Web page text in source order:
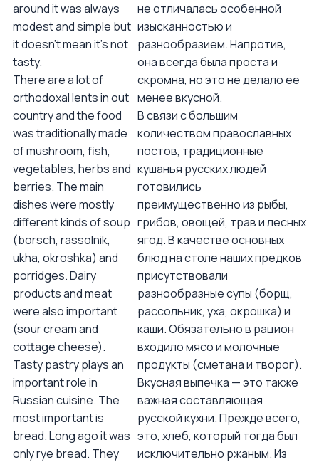
around it was always
modest and simple but
it doesn’t mean it’s not
tasty.
There are a lot of
orthodoxal lents in out
country and the food
was traditionally made
of mushroom, fish,
vegetables, herbs and
berries. The main
dishes were mostly
different kinds of soup
(borsch, rassolnik,
ukha, okroshka) and
porridges. Dairy
products and meat
were also important
(sour cream and
cottage cheese).
Tasty pastry plays an
important role in
Russian cuisine. The
most important is
bread. Long ago it was
only rye bread. They
не отличалась особенной
изысканностью и
разнообразием. Напротив,
она всегда была проста и
скромна, но это не делало ее
менее вкусной.
В связи с большим
количеством православных
постов, традиционные
кушанья русских людей
готовились
преимущественно из рыбы,
грибов, овощей, трав и лесных
ягод. В качестве основных
блюд на столе наших предков
присутствовали
разнообразные супы (борщ,
рассольник, уха, окрошка) и
каши. Обязательно в рацион
входило мясо и молочные
продукты (сметана и творог).
Вкусная выпечка — это также
важная составляющая
русской кухни. Прежде всего,
это, хлеб, который тогда был
исключительно ржаным. Из